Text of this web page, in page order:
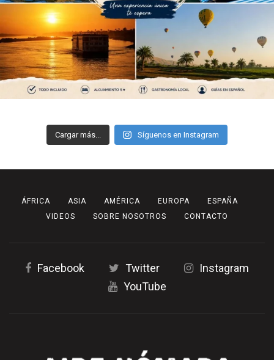
Cargar más... Síguenos en Instagram
ÁFRICA ASIA AMÉRICA EUROPA
ESPAÑA
VIDEOS
SOBRE NOSOTROS CONTACTO
Facebook Twitter
Instagram
YouTube